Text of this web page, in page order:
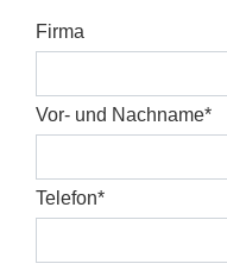
Firma
Vor- und Nachname*
Telefon*